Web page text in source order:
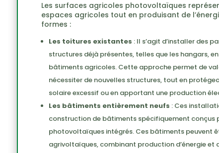
Les surfaces agricoles photovoltaïques
espaces agricoles tout en produisant de
formes :
Les toitures existantes : Il s’agit d’installer des
structures déjà présentes, telles que les hangars,
bâtiments agricoles. Cette approche permet de
nécessiter de nouvelles structures, tout en
solaire excessif ou en apportant une production
Les bâtiments entièrement neufs : Ces
construction de bâtiments spécifiquement conçus
photovoltaïques intégrés. Ces bâtiments peuvent
agrivoltaïques, combinant production d’énergie et